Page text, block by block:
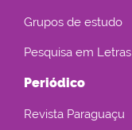
Grupos de estudo
Pesquisa em Letras
Periódico
Revista Paraguaçu